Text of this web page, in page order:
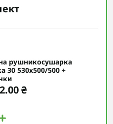
рушникосушарка
30 530х500/500 +
₴